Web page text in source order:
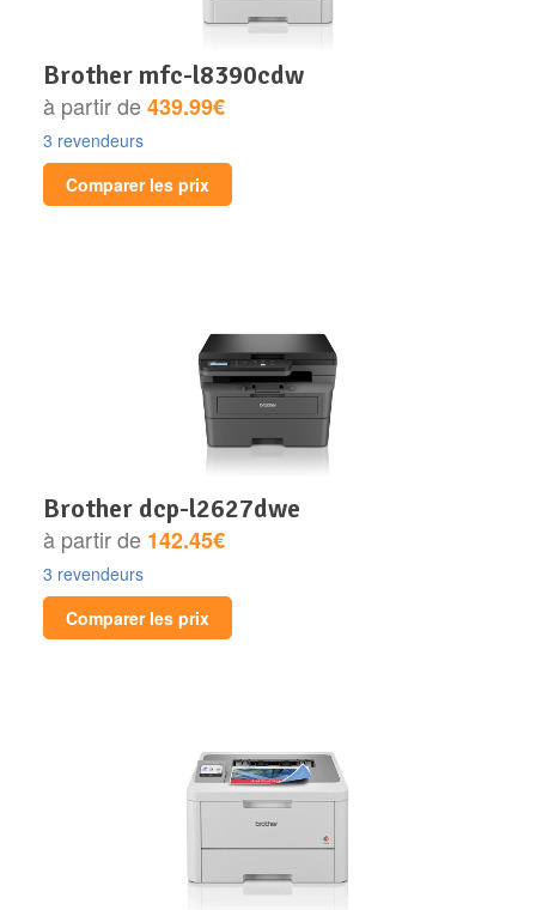
brother mfc-l8390cdw
à partir de439.99€
3 revendeurs
Comparer les prix
brother dcp-l2627dwe
à partir de 142.45€
3 revendeurs
Comparer les prix